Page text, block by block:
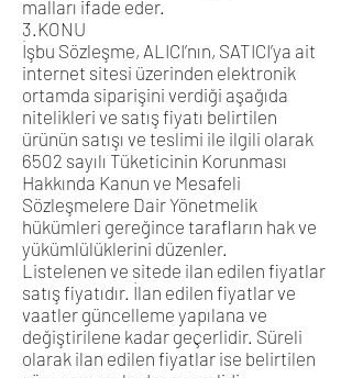
malları ifade eder.
3.KONU
İşbu Sözleşme, ALICI’nın, SATICI’ya ait
internet sitesi üzerinden elektronik
ortamda siparişini verdiği aşağıda
nitelikleri ve satış fiyatı belirtilen
ürünün satışı ve teslimi ile ilgili olarak
6502 sayılı Tüketicinin Korunması
Hakkında Kanun ve Mesafeli
Sözleşmelere Dair Yönetmelik
hükümleri gereğince tarafların hak ve
yükümlülüklerini düzenler.
Listelenen ve sitede ilan edilen fiyatlar
satış fiyatıdır. İlan edilen fiyatlar ve
vaatler güncelleme yapılana ve
değiştirilene kadar geçerlidir. Süreli
olarak ilan edilen fiyatlar ise belirtilen